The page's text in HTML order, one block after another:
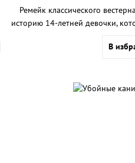
Ремейк классического
историю 14-летней девочки,
В